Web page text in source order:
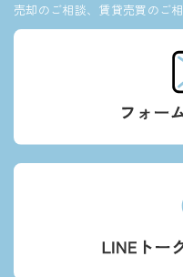
売却のご相談、賃貸売買のご